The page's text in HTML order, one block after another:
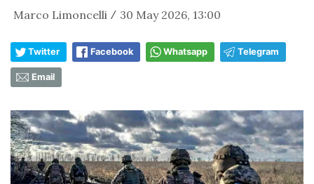
Marco Limoncelli / 30 May 2026, 13:00
Twitter Facebook Whatsapp Telegram
Email